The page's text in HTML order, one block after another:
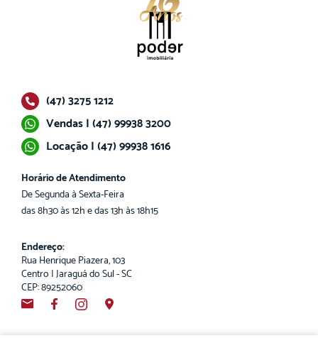
(47) 3275 1212
Vendas | (47) 99938 3200
Locação | (47) 99938 1616
Horário de Atendimento
De Segunda à Sexta-Feira
das 8h30 às 12h e das 13h às 18h15
Endereço:
Rua Henrique Piazera, 103
Centro | Jaraguá do Sul - SC
CEP: 89252060